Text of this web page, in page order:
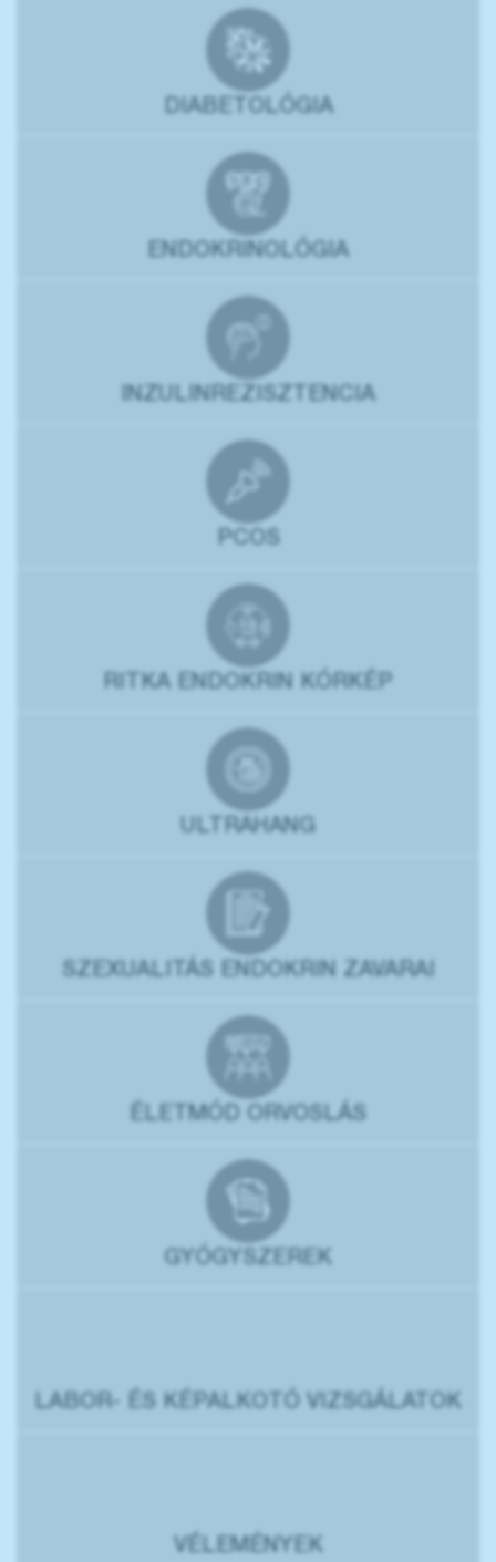
DIABETOLÓGIA
ENDOKRINOLÓGIA
INZULINREZISZTENCIA
PCOS
RITKA ENDOKRIN KÓRKÉP
ULTRAHANG
SZEXUALITÁS ENDOKRIN ZAVARAI
ÉLETMÓD ORVOSLÁS
GYÓGYSZEREK
LABOR- ÉS KÉPALKOTÓ VIZSGÁLATOK
VÉLEMÉNYEK